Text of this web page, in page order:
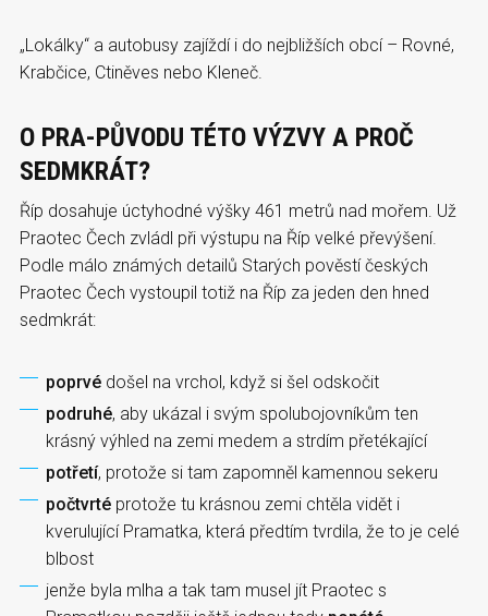
„Lokálky“ a autobusy zajíždí i do nejbližších obcí – Rovné,
Krabčice, Ctiněves nebo Kleneč.
O PRA-PŮVODU TÉTO VÝZVY A PROČ
SEDMKRÁT?
Říp dosahuje úctyhodné výšky 461 metrů nad mořem. Už
Praotec Čech zvládl při výstupu na Říp velké převýšení.
Podle málo známých detailů Starých pověstí českých
Praotec Čech vystoupil totiž na Říp za jeden den hned
sedmkrát:
poprvé došel na vrchol, když si šel odskočit
podruhé, aby ukázal i svým spolubojovníkům ten
krásný výhled na zemi medem a strdím přetékající
potřetí, protože si tam zapomněl kamennou sekeru
počtvrté protože tu krásnou zemi chtěla vidět i
kverulující Pramatka, která předtím tvrdila, že to je celé
blbost
jenže byla mlha a tak tam musel jít Praotec s